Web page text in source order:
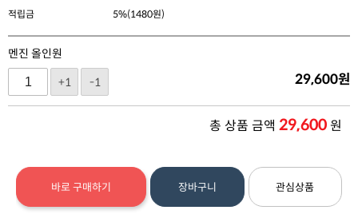
적립금
5%(1480원)
멘진 올인원
+1
-1 29,600원
총 상품 금액 29,600원
바로 구매하기 장바구니 관심상품